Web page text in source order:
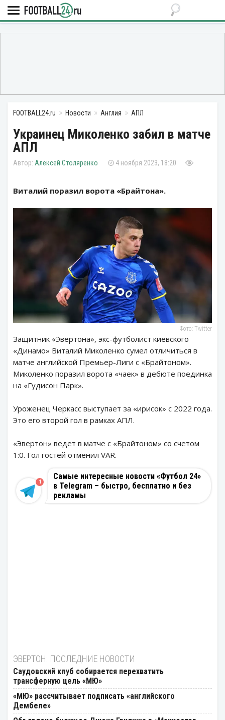
FOOTBALL24.ru Новости Англия АПЛ
Украинец Миколенко забил в матче
АПЛ
Алексей Столяренко 4 ноября 2023, 18:20
Виталий поразил ворота «Брайтона».
Фото: Twitter
Защитник «Эвертона», экс-футболист киевского
«Динамо» Виталий Миколенко сумел отличиться в
матче английской Премьер-Лиги с «Брайтоном».
Миколенко поразил ворота «чаек» в дебюте поединка
на «Гудисон Парк».
Уроженец Черкасс выступает за «ирисок» с 2022 года.
Это его второй гол в рамках АПЛ.
«Эвертон» ведет в матче с «Брайтоном» со счетом
1:0. Гол гостей отменил VAR.
Самые интересные новости «Футбол 24»
в Telegram – быстро, бесплатно и без
рекламы
1
ЭВЕРТОН: ПОСЛЕДНИЕ НОВОСТИ
Саудовский клуб собирается перехватить
трансферную цель «МЮ»
«МЮ» рассчитывает подписать «английского
Дембеле»